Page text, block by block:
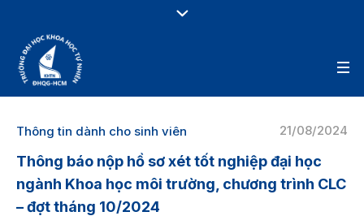
21/08/2024
Thông tin dành cho sinh viên
Thông báo nộp hồ sơ xét tốt nghiệp đại học
ngành Khoa học môi trường, chương trình CLC
– đợt tháng 10/2024